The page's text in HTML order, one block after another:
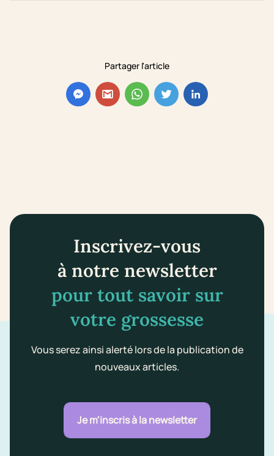
Partager l'article
Inscrivez-vous
à notre newsletter
pour tout savoir sur
votre grossesse
Vous serez ainsi alerté lors de la publication de
nouveaux articles.
Je m'inscris à la newsletter